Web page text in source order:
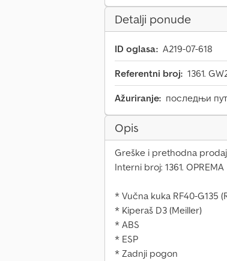
Detalji ponude
ID oglasa: A219-07-618
Referentni broj: 1361.
Ažuriranje: последњи
Opis
Greške i prethodna
Interni broj: 1361. OPREMA
* Vučna kuka RF40-G135
* Kiperaš D3 (Meiller)
* ABS
* ESP
* Zadnji pogon